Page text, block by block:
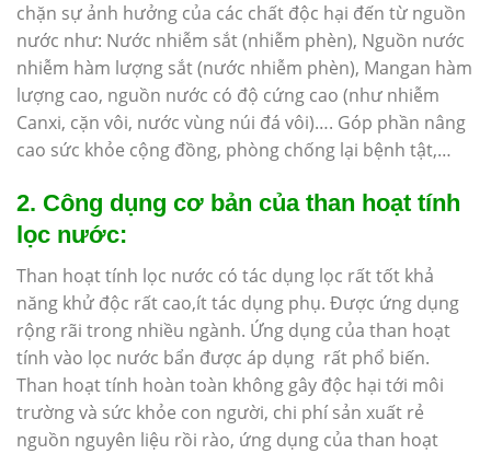
chặn sự ảnh hưởng của các chất độc hại đến từ nguồn
nước như: Nước nhiễm sắt (nhiễm phèn), Nguồn nước
nhiễm hàm lượng sắt (nước nhiễm phèn), Mangan hàm
lượng cao, nguồn nước có độ cứng cao (như nhiễm
Canxi, cặn vôi, nước vùng núi đá vôi)…. Góp phần nâng
cao sức khỏe cộng đồng, phòng chống lại bệnh tật,…
2. Công dụng cơ bản của than hoạt tính
lọc nước:
Than hoạt tính lọc nước có tác dụng lọc rất tốt khả
năng khử độc rất cao,ít tác dụng phụ. Được ứng dụng
rộng rãi trong nhiều ngành. Ứng dụng của than hoạt
tính vào lọc nước bẩn được áp dụng rất phổ biến.
Than hoạt tính hoàn toàn không gây độc hại tới môi
trường và sức khỏe con người, chi phí sản xuất rẻ
nguồn nguyên liệu rồi rào, ứng dụng của than hoạt